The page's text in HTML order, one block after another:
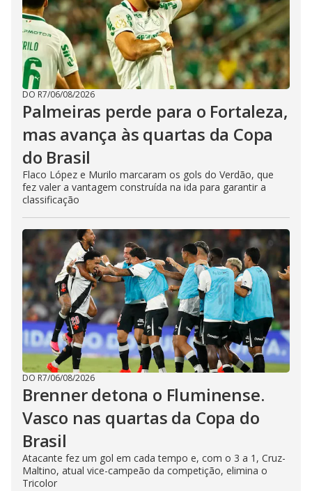
DO R7/06/08/2026
Palmeiras perde para o Fortaleza,
mas avança às quartas da Copa
do Brasil
Flaco López e Murilo marcaram os gols do Verdão, que
fez valer a vantagem construída na ida para garantir a
classificação
DO R7/06/08/2026
Brenner detona o Fluminense.
Vasco nas quartas da Copa do
Brasil
Atacante fez um gol em cada tempo e, com o 3 a 1, Cruz-
Maltino, atual vice-campeão da competição, elimina o
Tricolor